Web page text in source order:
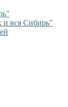
и вся Сибирь"